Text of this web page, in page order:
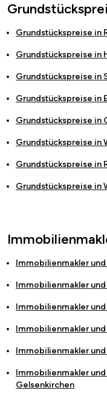
Grundstückspreise in
Grundstückspreise in
Grundstückspreise in
Grundstückspreise in
Grundstückspreise in
Grundstückspreise in
Grundstückspreise in
Grundstückspreise in
Immobilienmakler
Immobilienmakler
Immobilienmakler
Immobilienmakler
Immobilienmakler
Immobilienmakler
Gelsenkirchen